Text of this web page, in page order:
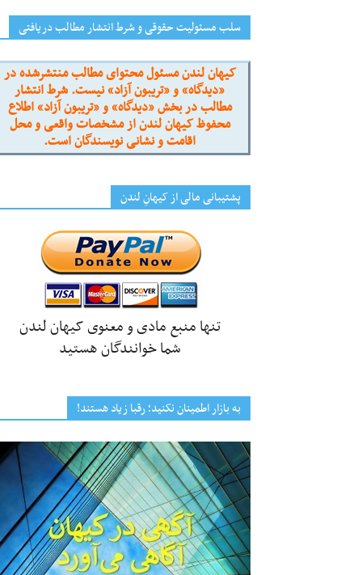
سلب مسئولیت حقوقی و شرط انتشار مطالب دریافتی
کیهان لندن مسئول محتوای مطالب منتشرشده در
«دیدگاه» و «تریبون آزاد» نیست. شرط انتشار
مطالب در بخش «دیدگاه» و «تریبون آزاد» اطلاع
محفوظ کیهان لندن از مشخصات واقعی و محل
اقامت و نشانی نویسندگان است.
پشتیبانی مالی از کیهانِ لندن
تنها منبع مادی و معنوی کیهان لندن
شما خوانندگان هستید
به بازار اطمینان نکنید؛ رقبا زیاد هستند!